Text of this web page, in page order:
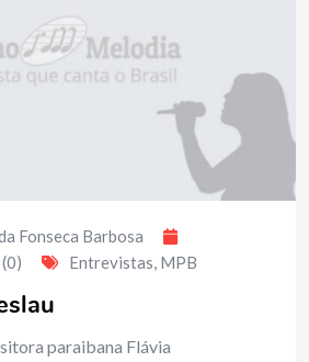
Fonseca Barbosa
(0) Entrevistas, MPB
paraibana Flávia